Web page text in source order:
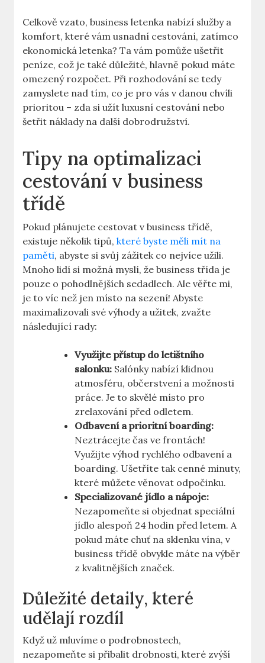
Celkově vzato, business letenka nabízí služby a
komfort, které vám usnadní cestování, zatímco
ekonomická letenka? Ta vám pomůže ušetřit
peníze, což je také důležité, hlavně pokud máte
omezený rozpočet. Při rozhodování se tedy
zamyslete nad tím, co je pro vás v danou chvíli
prioritou – zda si užít luxusní cestování nebo
šetřit náklady na další dobrodružství.
Tipy na optimalizaci
cestování v business
třídě
Pokud plánujete cestovat v business třídě,
existuje několik tipů,které byste měli mít na
paměti, abyste si svůj zážitek co nejvíce užili.
Mnoho lidí si možná myslí, že business třída je
pouze o pohodlnějších sedadlech. Ale věřte mi,
je to víc než jen místo na sezení! Abyste
maximalizovali své výhody a užitek, zvažte
následující rady:
Využijte přístup do letištního
salonku: Salónky nabízí klidnou
atmosféru, občerstvení a možnosti
práce. Je to skvělé místo pro
zrelaxování před odletem.
Odbavení a prioritní boarding:
Neztrácejte čas ve frontách!
Využijte výhod rychlého odbavení a
boarding. Ušetříte tak cenné minuty,
které můžete věnovat odpočinku.
Specializované jídlo a nápoje:
Nezapomeňte si objednat speciální
jídlo alespoň 24 hodin před letem. A
pokud máte chuť na sklenku vína, v
business třídě obvykle máte na výběr
z kvalitnějších značek.
Důležité detaily, které
udělají rozdíl
Když už mluvíme o podrobnostech,
nezapomeňte si přibalit drobnosti, které zvýší